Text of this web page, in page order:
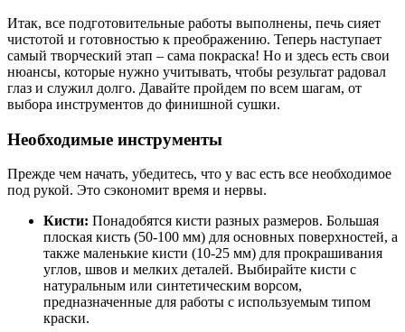
Итак, все подготовительные работы выполнены, печь сияет
чистотой и готовностью к преображению. Теперь наступает
самый творческий этап – сама покраска! Но и здесь есть свои
нюансы, которые нужно учитывать, чтобы результат радовал
глаз и служил долго. Давайте пройдем по всем шагам, от
выбора инструментов до финишной сушки.
Необходимые инструменты
Прежде чем начать, убедитесь, что у вас есть все необходимое
под рукой. Это сэкономит время и нервы.
Кисти: Понадобятся кисти разных размеров. Большая
плоская кисть (50-100 мм) для основных поверхностей, а
также маленькие кисти (10-25 мм) для прокрашивания
углов, швов и мелких деталей. Выбирайте кисти с
натуральным или синтетическим ворсом,
предназначенные для работы с используемым типом
краски.